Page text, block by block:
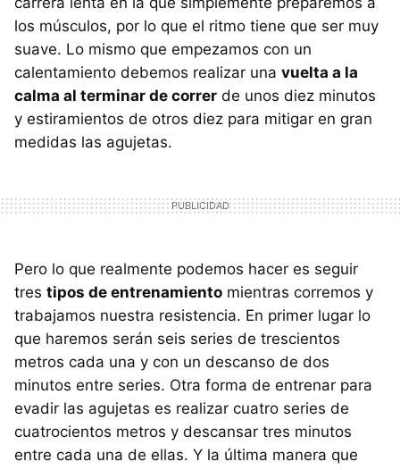
los músculos, por lo que el ritmo tiene que ser muy
suave. Lo mismo que empezamos con un
calentamiento debemos realizar una vuelta a la
calma al terminar de correr de unos diez minutos
y estiramientos de otros diez para mitigar en gran
medidas las agujetas.
Pero lo que realmente podemos hacer es seguir
tres tipos de entrenamiento mientras corremos y
trabajamos nuestra resistencia. En primer lugar lo
que haremos serán seis series de trescientos
metros cada una y con un descanso de dos
minutos entre series. Otra forma de entrenar para
evadir las agujetas es realizar cuatro series de
cuatrocientos metros y descansar tres minutos
entre cada una de ellas. Y la última manera que